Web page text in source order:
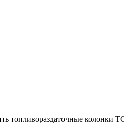
топливораздаточные колонки